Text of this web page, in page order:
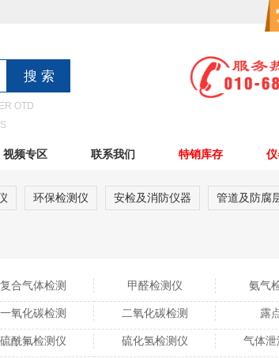
OTD
视频专区 联系我们 特销库存
环保检测仪 安检及消防仪器 管道及防腐
复合气体检测 甲醛检测仪 氨气
一氧化碳检测 二氧化碳检测 露
硫酰氟检测仪 硫化氢检测仪 气体泄